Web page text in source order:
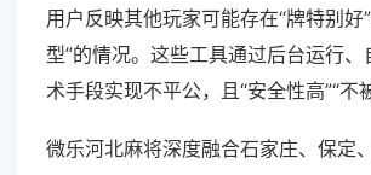
用户反映其他玩家可能存在“牌特别好
型”的情况。这些工具通过后台运行、
术手段实现不平公，且“安全性高”“不
微乐河北麻将深度融合石家庄、保定